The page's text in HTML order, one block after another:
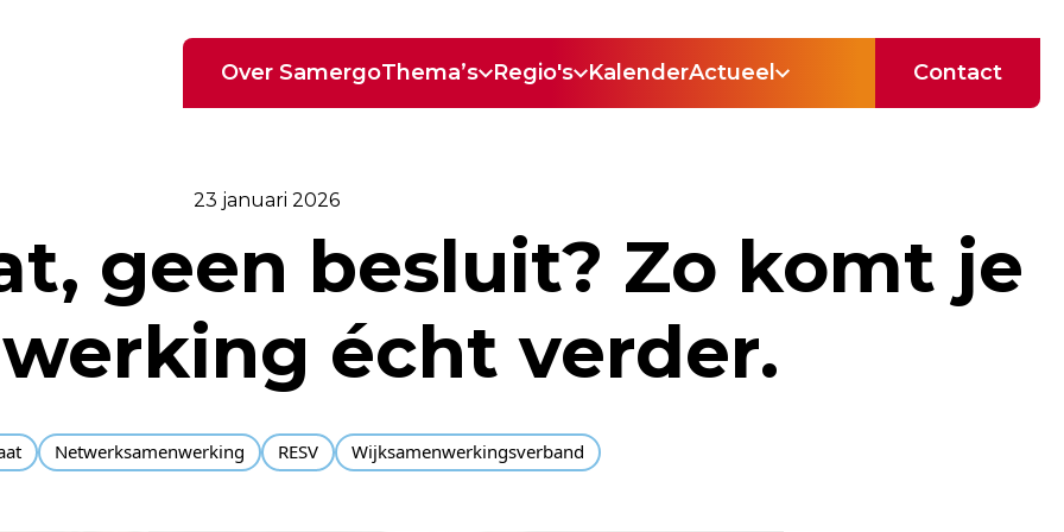
Over SamergoThema’s Regio's KalenderActueel Contact
23 januari 2026
geen besluit? Zo komt je
écht verder.
Netwerksamenwerking RESV Wijksamenwerkingsverband